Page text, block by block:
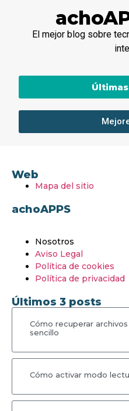
El mejor blog sobre
Web
Mapa del sitio
achoAPPS
Nosotros
Aviso Legal
Política de cookies
Política de privacidad
Últimos 3 posts
Cómo recuperar
sencillo
Cómo activar modo